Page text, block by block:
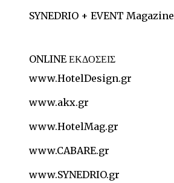
SYNEDRIO + EVENT Magazine
ONLINE ΕΚΔΟΣΕΙΣ
www.HotelDesign.gr
www.akx.gr
www.HotelMag.gr
www.CABARE.gr
www.SYNEDRIO.gr